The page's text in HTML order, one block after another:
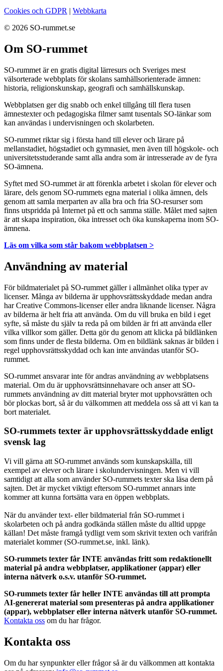
Cookies och GDPR | Webbkarta
© 2026 SO-rummet.se
Om SO-rummet
SO-rummet är en gratis digital lärresurs och Sveriges mest
välsorterade webbplats för skolans samhällsorienterade ämnen:
historia, religionskunskap, geografi och samhällskunskap.
Webbplatsen ger dig snabb och enkel tillgång till flera tusen
ämnestexter och pedagogiska filmer samt tusentals SO-länkar som
kan användas i undervisningen och skolarbeten.
SO-rummet riktar sig i första hand till elever och lärare på
mellanstadiet, högstadiet och gymnasiet, men även till högskole- och
universitetsstuderande samt alla andra som är intresserade av de fyra
SO-ämnena.
Syftet med SO-rummet är att förenkla arbetet i skolan för elever och
lärare, dels genom SO-rummets egna material i olika ämnen, dels
genom att samla merparten av alla bra och fria SO-resurser som
finns utspridda på Internet på ett och samma ställe. Målet med sajten
är att skapa inspiration, öka intresset och öka kunskaperna inom SO-
ämnena.
Läs om vilka som står bakom webbplatsen >
Användning av material
För bildmaterialet på SO-rummet gäller i allmänhet olika typer av
licenser. Många av bilderna är upphovsrättsskyddade medan andra
har Creative Commons-licenser eller andra liknande licenser. Några
av bilderna är helt fria att använda. Om du vill bruka en bild i eget
syfte, så måste du själv ta reda på om bilden är fri att använda eller
vilka villkor som gäller. Detta gör du genom att klicka på bildlänken
som finns under de flesta bilderna. Om en bildlänk saknas är bilden i
regel upphovsrättsskyddad och kan inte användas utanför SO-
rummet.
SO-rummet ansvarar inte för andras användning av webbplatsens
material. Om du är upphovsrättsinnehavare och anser att SO-
rummets användning av ditt material bryter mot upphovsrätten och
bör plockas bort, så är du välkommen att meddela oss så att vi kan ta
bort materialet.
SO-rummets texter är upphovsrättsskyddade enligt
svensk lag
Vi vill gärna att SO-rummet används som kunskapskälla, till
exempel av elever och lärare i skolundervisningen. Men vi vill
samtidigt att alla som använder SO-rummets texter ska läsa dem på
sajten. Det är mycket viktigt eftersom SO-rummet annars inte
kommer att kunna fortsätta vara en öppen webbplats.
När du använder text- eller bildmaterial från SO-rummet i
skolarbeten och på andra godkända ställen måste du alltid uppge
källan! Det måste framgå tydligt vem som skrivit texten och varifrån
materialet kommer (SO-rummet.se, inkl. länk).
SO-rummets texter får INTE användas fritt som redaktionellt
material på andra webbplatser, applikationer (appar) eller
interna nätverk o.s.v. utanför SO-rummet.
SO-rummets texter får heller INTE användas till att prompta
AI-genererat material som presenteras på andra applikationer
(appar), webbplatser eller interna nätverk utanför SO-rummet.
Kontakta oss om du har frågor.
Kontakta oss
Om du har synpunkter eller frågor så är du välkommen att kontakta